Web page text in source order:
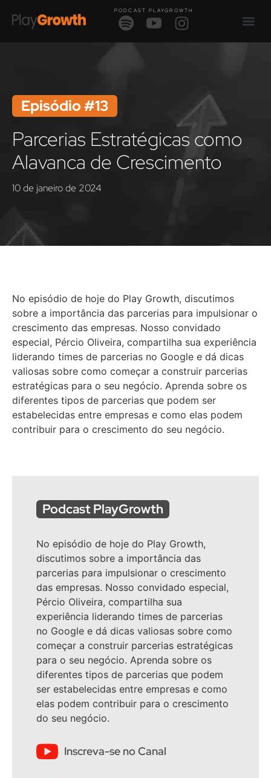
PODCAST PLAYGROWTH
Episódio #13
Parcerias Estratégicas como
Alavanca de Crescimento
10 de janeiro de 2024
No episódio de hoje do Play Growth, discutimos
sobre a importância das parcerias para impulsionar o
crescimento das empresas. Nosso convidado
especial, Pércio Oliveira, compartilha sua experiência
liderando times de parcerias no Google e dá dicas
valiosas sobre como começar a construir parcerias
estratégicas para o seu negócio. Aprenda sobre os
diferentes tipos de parcerias que podem ser
estabelecidas entre empresas e como elas podem
contribuir para o crescimento do seu negócio.
Podcast PlayGrowth
No episódio de hoje do Play Growth,
discutimos sobre a importância das
parcerias para impulsionar o crescimento
das empresas. Nosso convidado especial,
Pércio Oliveira, compartilha sua
experiência liderando times de parcerias
no Google e dá dicas valiosas sobre como
começar a construir parcerias estratégicas
para o seu negócio. Aprenda sobre os
diferentes tipos de parcerias que podem
ser estabelecidas entre empresas e como
elas podem contribuir para o crescimento
do seu negócio.
Inscreva-se no Canal